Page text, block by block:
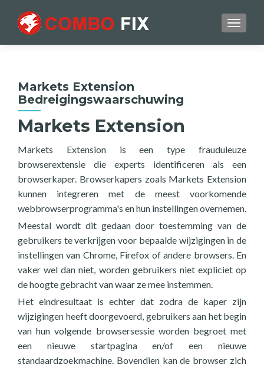
Markets Extension
Bedreigingswaarschuwing
Markets Extension
Markets Extension is een type frauduleuze
browserextensie die experts identificeren als een
browserkaper. Browserkapers zoals Markets Extension
kunnen integreren met de meest voorkomende
webbrowserprogramma's en hun instellingen overnemen.
Meestal wordt dit gedaan door toestemming van de
gebruikers te verkrijgen voor bepaalde wijzigingen in de
instellingen van Chrome, Firefox of andere browsers. En
vaker wel dan niet, worden gebruikers niet expliciet op
de hoogte gebracht van waar ze mee instemmen.
Het eindresultaat is echter dat zodra de kaper zijn
wijzigingen heeft doorgevoerd, gebruikers aan het begin
van hun volgende browsersessie worden begroet met
een nieuwe startpagina en/of een nieuwe
standaardzoekmachine. Bovendien kan de browser zich